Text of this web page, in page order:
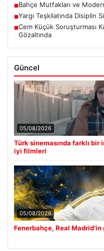
■Bahçe Mutfakları ve
■Yargı Teşkilatında Disiplin
■Cem Küçük Soruşturması
Gözaltında
Güncel
05/08/2026
Türk sinemasında farklı bir
iyi filmleri
05/08/2026
Fenerbahçe, Real Madrid’in